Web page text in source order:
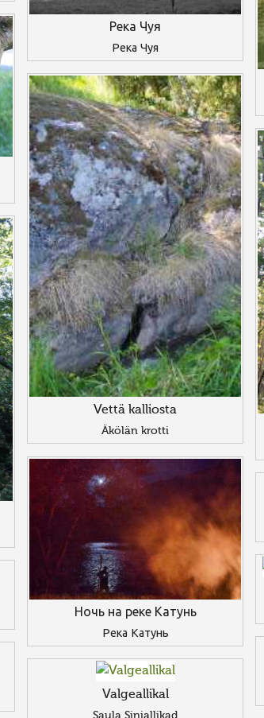
Река Чуя
Река Чуя
Vettä kalliosta
Äkölän krotti
Ночь на реке Катунь
Река Катунь
Valgeallikal
Saula Siniallikad